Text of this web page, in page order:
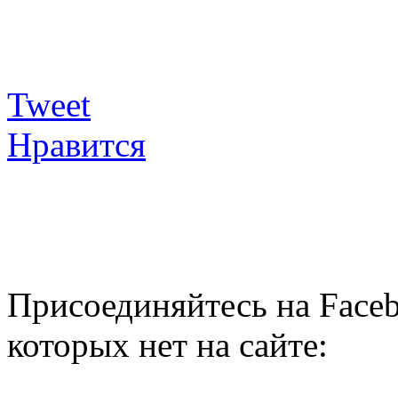
Tweet
Нравится
Присоединяйтесь на
которых нет на сайте: